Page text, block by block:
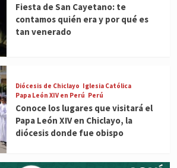
Fiesta de San Cayetano: te
contamos quién era y por qué es
tan venerado
Diócesis de Chiclayo Iglesia Católica
Papa León XIV en Perú Perú
Conoce los lugares que visitará el
Papa León XIV en Chiclayo, la
diócesis donde fue obispo